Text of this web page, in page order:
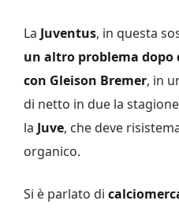
La Juventus, in questa
un altro problema dopo
con Gleison Bremer, in
di netto in due la
la Juve, che deve
organico.
Si è parlato di